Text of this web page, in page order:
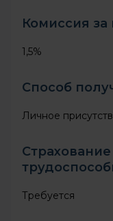
Кировская
Костромская
Курская
Комиссия
1,5%
Способ
Личное
Требуется